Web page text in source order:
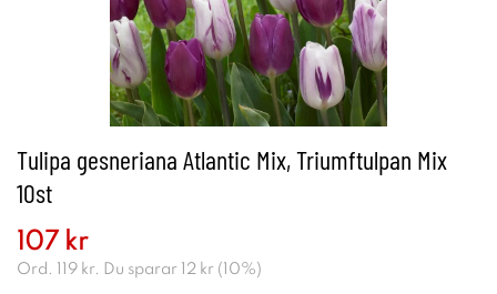
Tulipa gesneriana Atlantic Mix, Triumftulpan Mix
10st
107 kr
Ord. 119 kr. Du sparar 12 kr ( 10%)